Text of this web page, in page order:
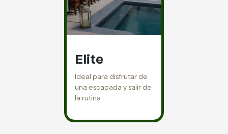
Elite
Ideal para disfrutar de
una escapada y salir de
la rutina